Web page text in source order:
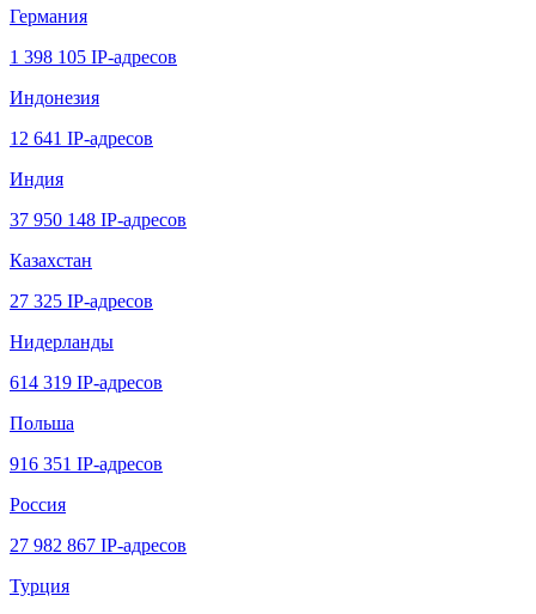
Германия
1 398 105 IP-адресов
Индонезия
12 641 IP-адресов
Индия
37 950 148 IP-адресов
Казахстан
27 325 IP-адресов
Нидерланды
614 319 IP-адресов
Польша
916 351 IP-адресов
Россия
27 982 867 IP-адресов
Турция